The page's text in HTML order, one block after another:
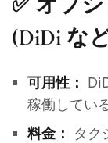
(DiDi な
可用性：
稼働してい
料金： タク